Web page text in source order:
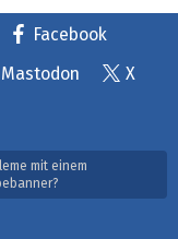
Facebook
Mastodon
X
mit einem